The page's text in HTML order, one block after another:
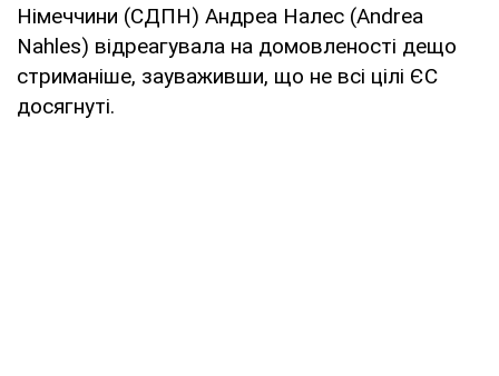
Німеччини (СДПН) Андреа Налес (Andrea
Nahles) відреагувала на домовленості дещо
стриманіше, зауваживши, що не всі цілі ЄС
досягнуті.